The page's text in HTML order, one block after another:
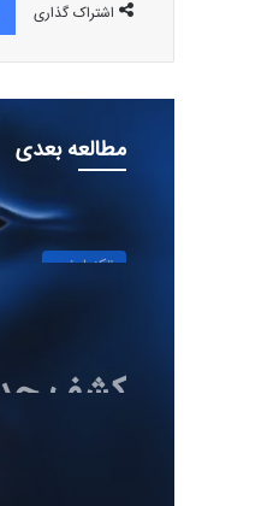
اشتراک گذاری
مطالعه بعدی
تکنولوژی
کشف
ابتلا